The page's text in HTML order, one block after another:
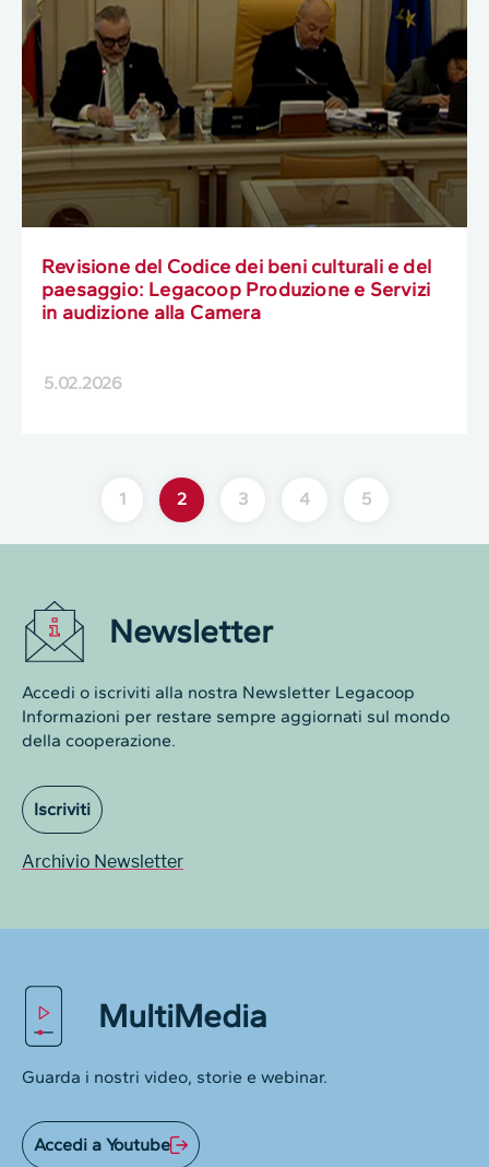
Revisione del Codice dei beni culturali e del
paesaggio: Legacoop Produzione e Servizi
in audizione alla Camera
5.02.2026
1 2 3 4 5
Newsletter
Accedi o iscriviti alla nostra Newsletter Legacoop
Informazioni per restare sempre aggiornati sul mondo
della cooperazione.
Iscriviti
Archivio Newsletter
MultiMedia
Guarda i nostri video, storie e webinar.
Accedi a Youtube